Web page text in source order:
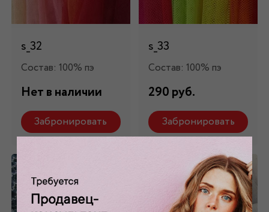
s_32
Состав: 100% пэ
Нет в наличии
Забронировать
s_33
Состав: 100% пэ
290 руб.
Забронировать